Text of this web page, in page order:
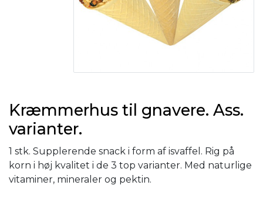
Kræmmerhus til gnavere. Ass.
varianter.
1 stk. Supplerende snack i form af isvaffel. Rig på
korn i høj kvalitet i de 3 top varianter. Med naturlige
vitaminer, mineraler og pektin.